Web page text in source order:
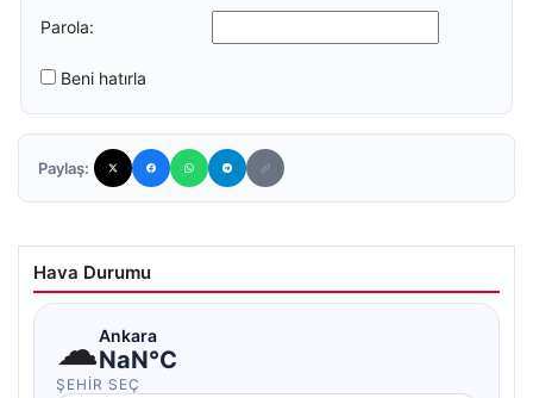
Parola:
Beni hatırla
Paylaş:
Hava Durumu
☁Ankara
NaN°C
ŞEHIR SEÇ